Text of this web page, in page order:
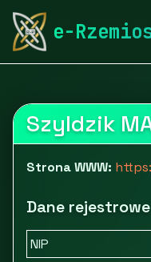
e-
rymarstwo-poznan.pl
Szyldzik
Strona WWW:
Dane rejestrowe
NIP